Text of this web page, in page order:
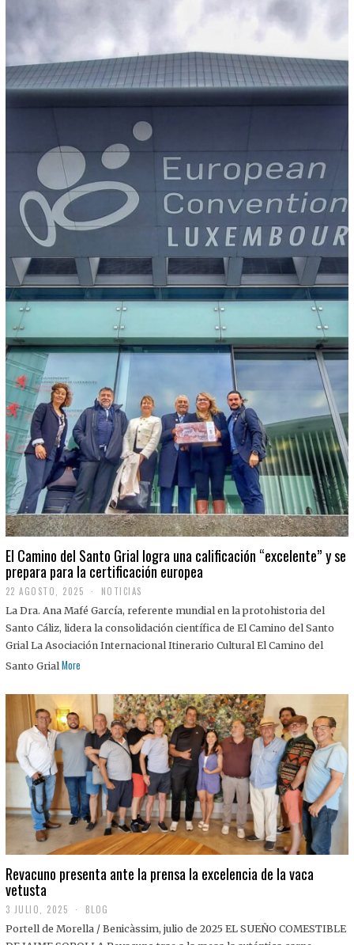
El Camino del Santo Grial logra una calificación “excelente” y se
prepara para la certificación europea
22 AGOSTO, 2025
2
A
G
O
S
2
5
NOTICIAS
La Dra. Ana Mafé García, referente mundial en la protohistoria del
Santo Cáliz, lidera la consolidación científica de El Camino del Santo
Grial La Asociación Internacional Itinerario Cultural El Camino del
Santo Grial More
Revacuno presenta ante la prensa la excelencia de la vaca
vetusta
3 JULIO, 2025
J
BLOG
Portell de Morella / Benicàssim, julio de 2025 EL SUEÑO COMESTIBLE